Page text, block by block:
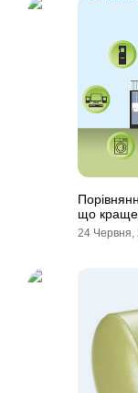
що
24 Червня,